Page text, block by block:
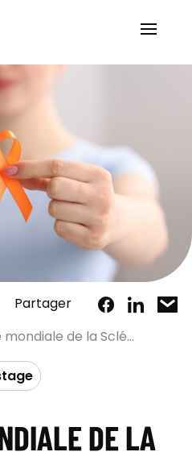
Partager
de la Sclé...
DE LA